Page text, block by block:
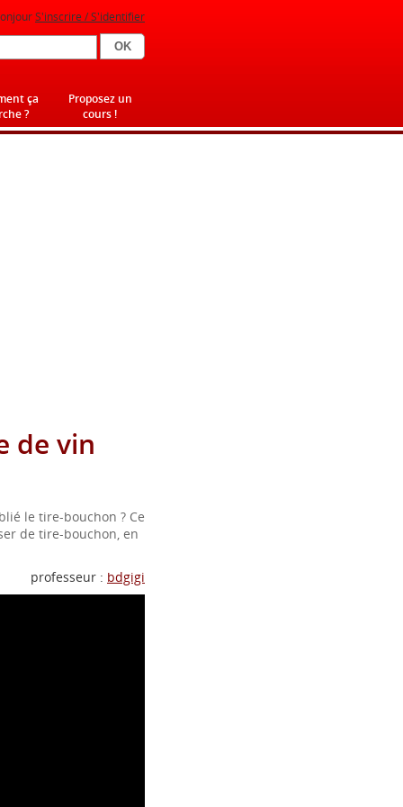
S'inscrire / S'identifier
ça
?
Proposez un
cours !
de vin
le tire-bouchon ? Ce
de tire-bouchon, en
professeur : bdgigi